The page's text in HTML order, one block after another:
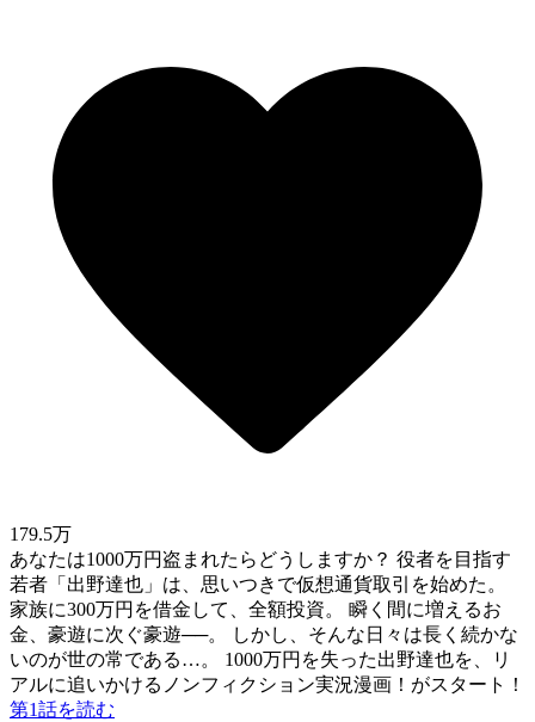
179.5万
あなたは1000万円盗まれたらどうしますか？ 役者を目指す
若者「出野達也」は、思いつきで仮想通貨取引を始めた。
家族に300万円を借金して、全額投資。 瞬く間に増えるお
金、豪遊に次ぐ豪遊──。 しかし、そんな日々は長く続かな
いのが世の常である…。 1000万円を失った出野達也を、リ
アルに追いかけるノンフィクション実況漫画！がスタート！
第1話を読む